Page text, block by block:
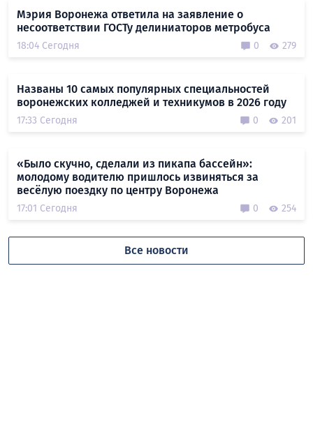
Мэрия Воронежа ответила на заявление о
несоответствии ГОСТу делиниаторов метробуса
18:04 Сегодня 0 279
Названы 10 самых популярных специальностей
воронежских колледжей и техникумов в 2026 году
17:33 Сегодня 0 201
«Было скучно, сделали из пикапа бассейн»:
молодому водителю пришлось извиняться за
весёлую поездку по центру Воронежа
17:01 Сегодня 0 254
Все новости